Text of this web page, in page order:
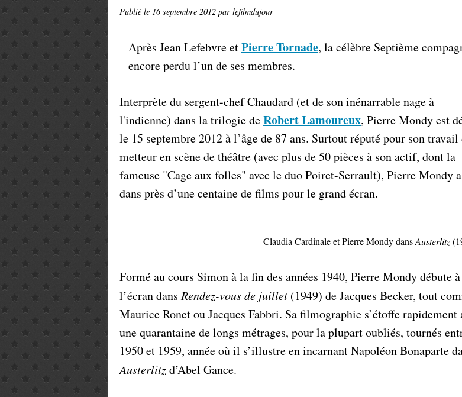
Publié le 16 septembre 2012 par lefilmdujour
Après Jean Lefebvre etPierre Tornade, la célèbre Septième
encore perdu l’un de ses membres.
Interprète du sergent-chef Chaudard (et de son inénarrable nage à
l'indienne) dans la trilogie deRobert Lamoureux, Pierre Mondy est
le 15 septembre 2012 à l’âge de 87 ans. Surtout réputé pour son travail
metteur en scène de théâtre (avec plus de 50 pièces à son actif, dont la
fameuse "Cage aux folles" avec le duo Poiret-Serrault), Pierre Mondy
dans près d’une centaine de films pour le grand écran.
Claudia Cardinale et Pierre Mondy dansAusterlitz
Formé au cours Simon à la fin des années 1940, Pierre Mondy débute à
l’écran dans Rendez-vous de juillet (1949) de Jacques Becker, tout
Maurice Ronet ou Jacques Fabbri. Sa filmographie s’étoffe rapidement
une quarantaine de longs métrages, pour la plupart oubliés, tournés
1950 et 1959, année où il s’illustre en incarnant Napoléon Bonaparte
Austerlitzd’Abel Gance.